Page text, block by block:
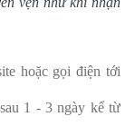
hoặc gọi điện tới
1 - 3 ngày kể từ